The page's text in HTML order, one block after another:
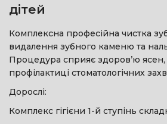
дітей
Комплексна професійна чистка
видалення зубного каменю та
Процедура сприяє здоров’ю ясен,
профілактиці стоматологічних
Дорослі:
Комплекс гігієни 1-й ступінь